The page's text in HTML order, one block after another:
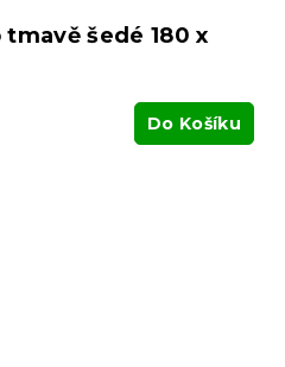
šedé 180 x
Do Košíku